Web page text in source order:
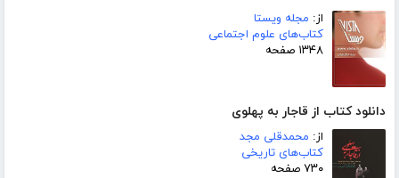
از: مجله ویستا
کتاب‌های علوم اجتماعی
۱۳۴۸ صفحه
دانلود کتاب از قاجار به پهلوی
از: محمدقلی مجد
کتاب‌های تاریخی
۷۳۰ صفحه